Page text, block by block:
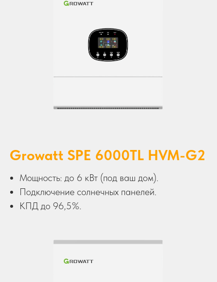
Growatt SPE 6000TL HVM-G2
Мощность: до 6 кВт (под ваш дом).
Подключение солнечных панелей.
КПД до 96,5%.